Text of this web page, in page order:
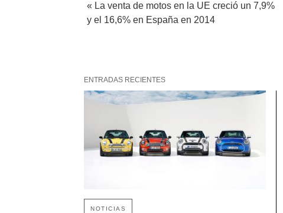
« La venta de motos en la UE creció un 7,9%
y el 16,6% en España en 2014
ENTRADAS RECIENTES
NOTICIAS